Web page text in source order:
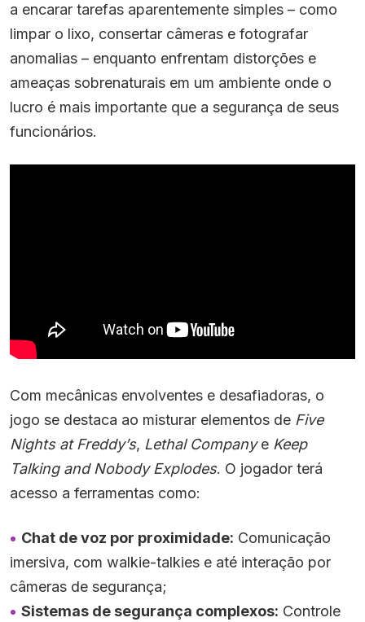
a encarar tarefas aparentemente simples – como
limpar o lixo, consertar câmeras e fotografar
anomalias – enquanto enfrentam distorções e
ameaças sobrenaturais em um ambiente onde o
lucro é mais importante que a segurança de seus
funcionários.
Com mecânicas envolventes e desafiadoras, o
jogo se destaca ao misturar elementos de Five
Nights at Freddy’s, Lethal Companye Keep
Talking and Nobody Explodes. O jogador terá
acesso a ferramentas como:
Chat de voz por proximidade: Comunicação
imersiva, com walkie-talkies e até interação por
câmeras de segurança;
Sistemas de segurança complexos: Controle